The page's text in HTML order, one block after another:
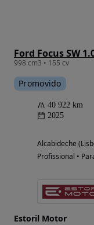
Ford Focus SW
998 cm3 • 155 cv
Promovido
40 922 km
2025
Alcabideche
Profissional •
Estoril Motor